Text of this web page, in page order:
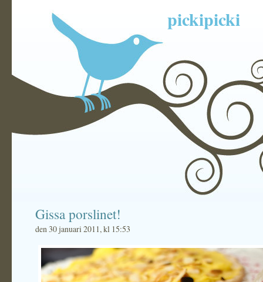
pickipicki
Gissa porslinet!
den 30 januari 2011, kl 15:53